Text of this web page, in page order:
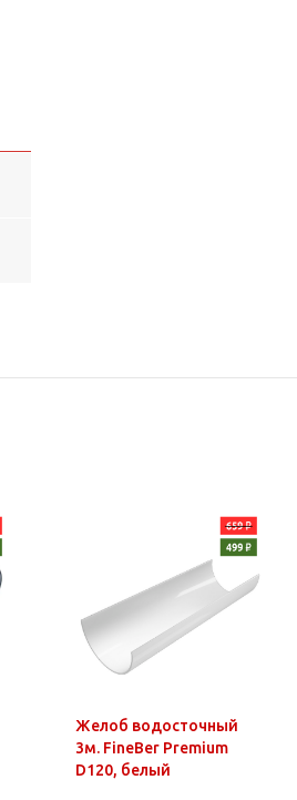
Желоб водосточный
3м. FineBer Premium
D120, белый